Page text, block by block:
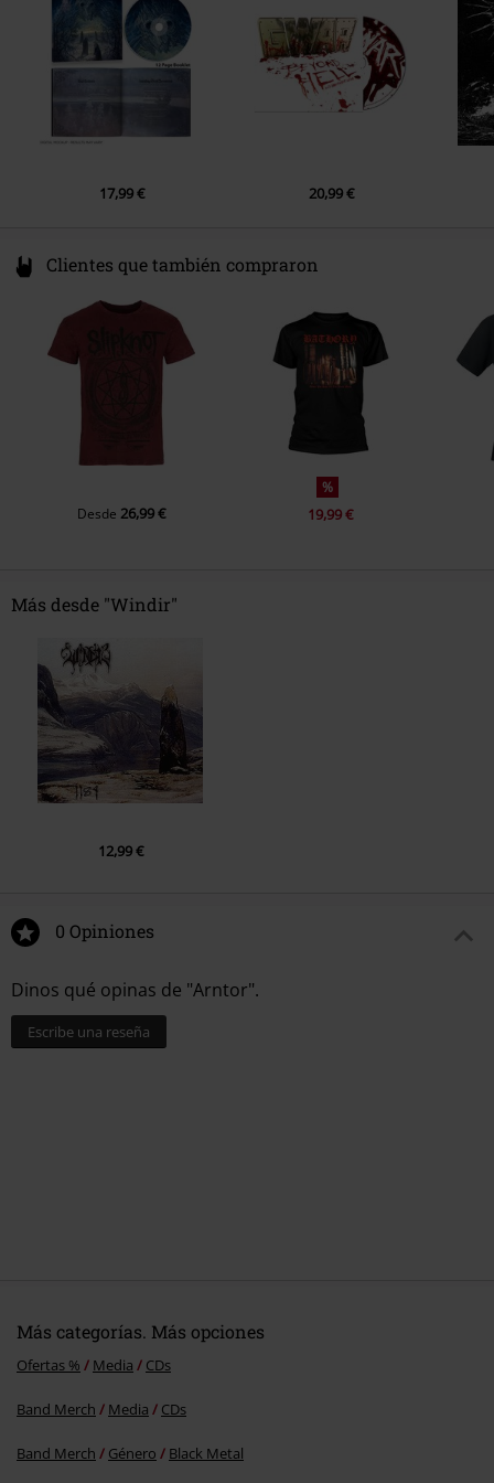
Kong Hydnes haug (The burial mound of king Hydnes)
Svartesmeden og Lundamyrstrollet (The blacksmith and the troll
17,99 € 20,99 €
Clientes que también compraron
Desde 26,99 €
%
19,99 €
Más desde "Windir"
12,99 €
0 Opiniones
Dinos qué opinas de "Arntor".
Escribe una reseña
Más categorías. Más opciones
Ofertas % Media CDs
Band Merch Media CDs
Band Merch Género Black Metal